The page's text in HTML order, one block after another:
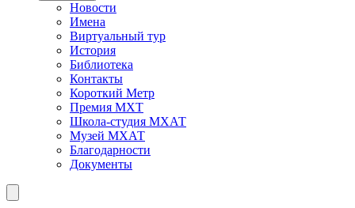
Новости
Имена
Виртуальный тур
История
Библиотека
Контакты
Короткий Метр
Премия МХТ
Школа-студия МХАТ
Музей МХАТ
Благодарности
Документы